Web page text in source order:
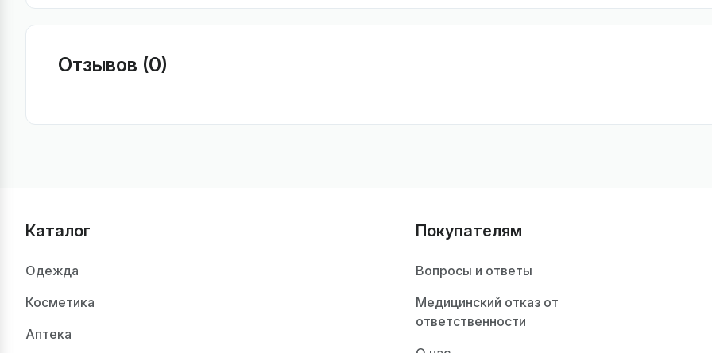
Отзывов (0)
Каталог
Одежда
Косметика
Аптека
Покупателям
Вопросы и ответы
Медицинский отказ от
ответственности